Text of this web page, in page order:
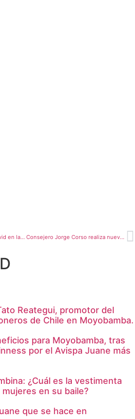
Índice de mortalidad por Covid en la región disminuye Consejero Jorge Corso realiza nueva denuncia por compra presuntamente sobrevalorada
Reategui, promotor del
de Chile en Moyobamba.
para Moyobamba, tras
por el Avispa Juane más
¿Cuál es la vestimenta
en su baile?
que se hace en